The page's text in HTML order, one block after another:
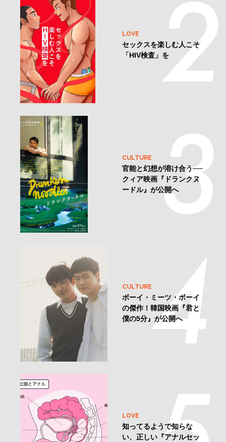
LOVE
セックスを楽しむ人こそ
「HIV検査」を
CULTURE
官能と幻想が溶け合う──
クィア映画『ドランクヌ
ードル』が公開へ
CULTURE
ボーイ・ミーツ・ボーイ
の傑作！韓国映画『君と
僕の5分』が公開へ
LOVE
知ってるようで知らな
い、正しい『アナルセッ